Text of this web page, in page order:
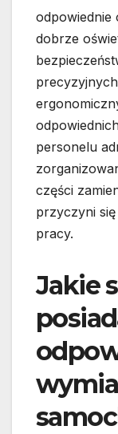
odpowiednie
dobrze
personelu
części
przyczyni
pracy.
Jakie